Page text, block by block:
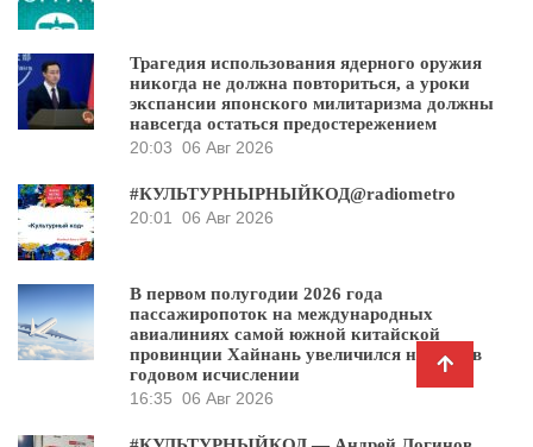
Трагедия использования ядерного оружия
никогда не должна повториться, а уроки
экспансии японского милитаризма должны
навсегда остаться предостережением
20:03 06 Авг 2026
#КУЛЬТУРНЫРНЫЙКОД@radiometro
20:01
06 Авг 2026
В первом полугодии 2026 года
пассажиропоток на международных
авиалиниях самой южной китайской
провинции Хайнань увеличился на 30% в
годовом исчислении
16:35 06 Авг 2026